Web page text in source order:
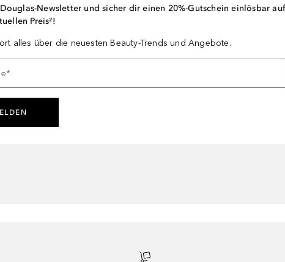
Newsletter und sicher dir einen 20%-Gutschein einlösbar auf
Preis²!
alles über die neuesten Beauty-Trends und Angebote.
*